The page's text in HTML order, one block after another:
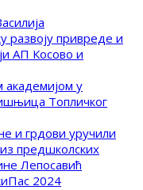
развоју привреде и
АП Косово и
у
Топличког
и грдови уручили
предшколских
Лепосавић
2024